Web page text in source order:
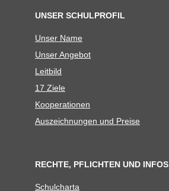
UNSER SCHULPROFIL
Unser Name
Unser Ange­bot
Leit­bild
17 Ziele
Koope­ra­tio­nen
Aus­zeich­nun­gen und Preise
RECHTE, PFLICHTEN UND INFOS
Schul­charta